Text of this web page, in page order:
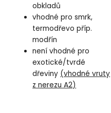
obkladů
vhodné pro smrk,
termodřevo příp.
modřín
není vhodné pro
exotické/tvrdé
dřeviny (vhodné vruty
z nerezu A2)